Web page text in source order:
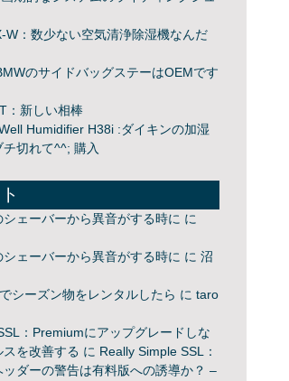
W：数少ない空気清浄除湿機なんだ
のサイドバッグステーはOEMです
：新しい相棒
Humidifier H38i :ダイキンの加湿
切れて^^; 購入
ェーバーから異音がする時に に
ェーバーから異音がする時に に沼
シーズン物をレンタルしたら にtaro
：Premiumにアップグレードしな
を改善する に Really Simple SSL：
ッダーの警告は有料版への誘導か？ –